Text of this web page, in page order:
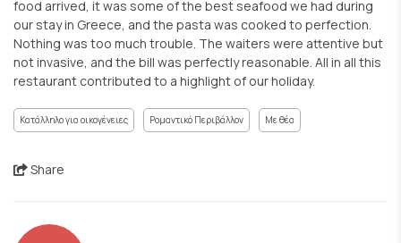
food arrived, it was some of the best seafood we had during
our stay in Greece, and the pasta was cooked to perfection.
Nothing was too much trouble. The waiters were attentive but
not invasive, and the bill was perfectly reasonable. All in all this
restaurant contributed to a highlight of our holiday.
Κατάλληλο για οικογένειες Ρομαντικό Περιβάλλον Με θέα
Share